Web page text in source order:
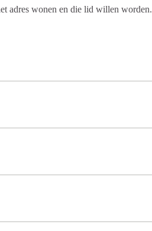
adres wonen en die lid willen worden.